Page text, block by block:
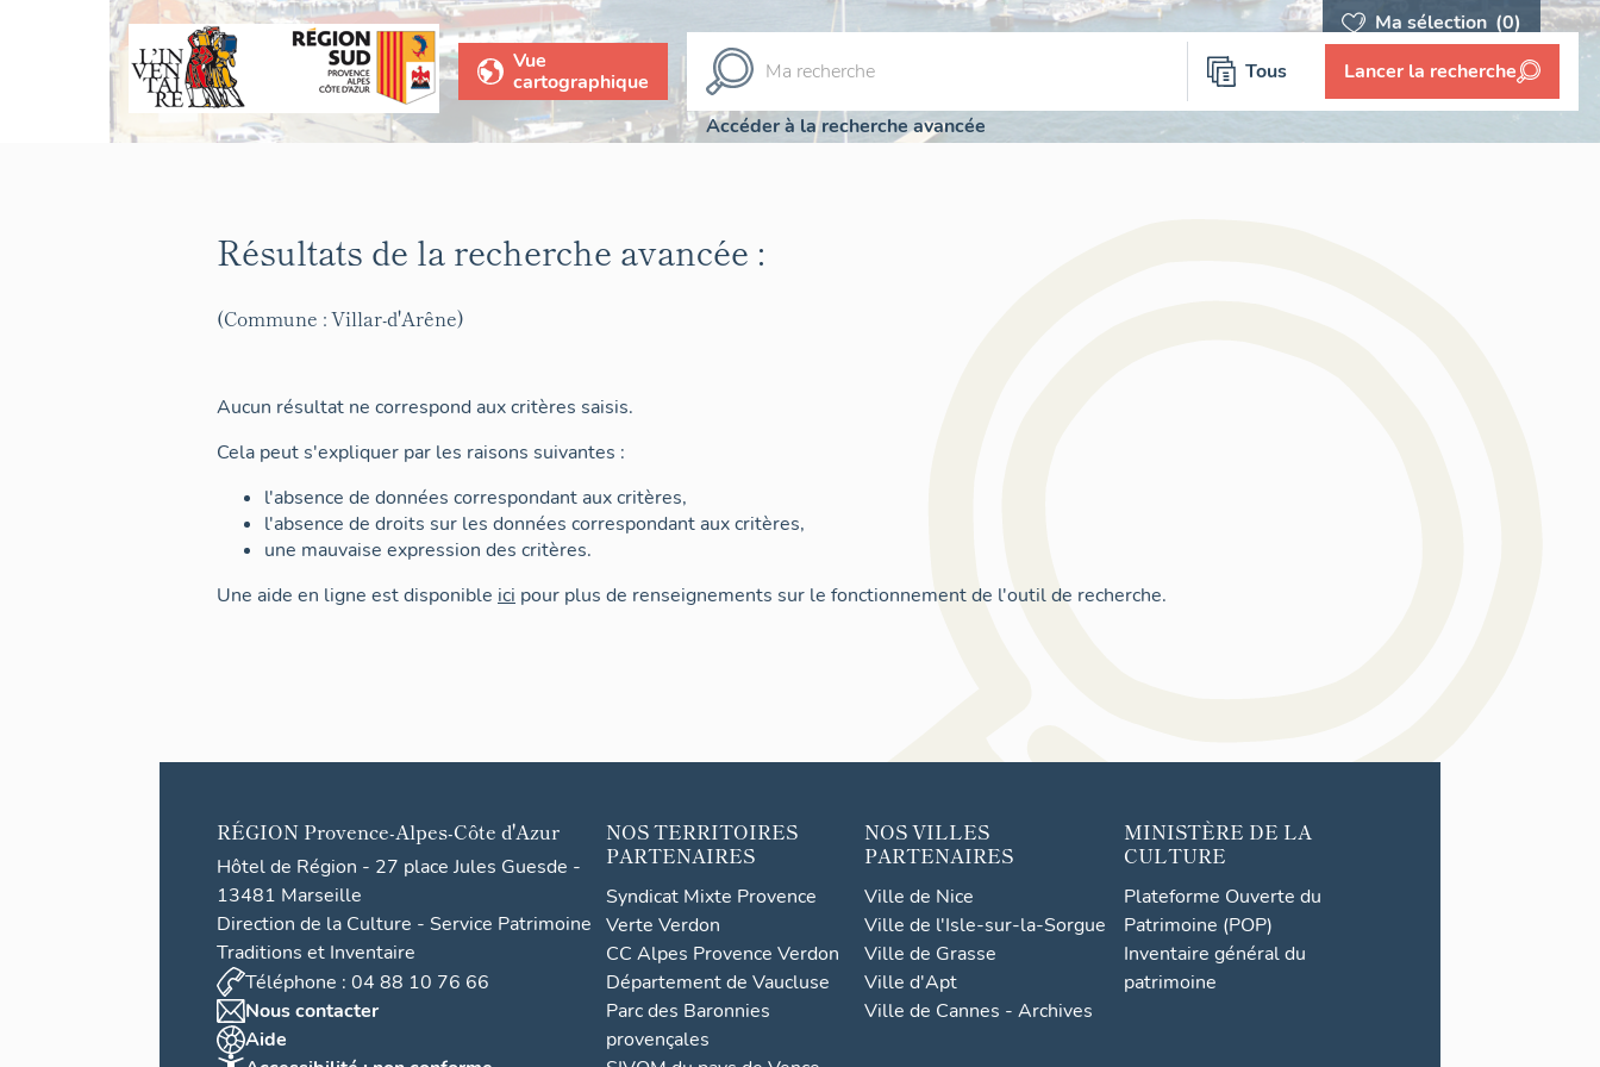
Ma sélection (0)
Vue
cartographique
Tous Lancer la recherche
Accéder à la recherche avancée
Résultats de la recherche avancée :
(Commune : Villar-d'Arêne)
Aucun résultat ne correspond aux critères saisis.
Cela peut s'expliquer par les raisons suivantes :
l'absence de données correspondant aux critères,
l'absence de droits sur les données correspondant aux critères,
une mauvaise expression des critères.
Une aide en ligne est disponible ici pour plus de renseignements sur le fonctionnement de l'outil de recherche.
RÉGION Provence-Alpes-Côte d'Azur
Hôtel de Région - 27 place Jules Guesde -
13481 Marseille
Direction de la Culture - Service Patrimoine
Traditions et Inventaire
Téléphone : 04 88 10 76 66
Nous contacter
Aide
NOS TERRITOIRES
PARTENAIRES
Syndicat Mixte Provence
Verte Verdon
CC Alpes Provence Verdon
Département de Vaucluse
Parc des Baronnies
provençales
NOS VILLES
PARTENAIRES
Ville de Nice
Ville de l'Isle-sur-la-Sorgue
Ville de Grasse
Ville d'Apt
Ville de Cannes - Archives
MINISTÈRE DE LA
CULTURE
Plateforme Ouverte du
Patrimoine (POP)
Inventaire général du
patrimoine